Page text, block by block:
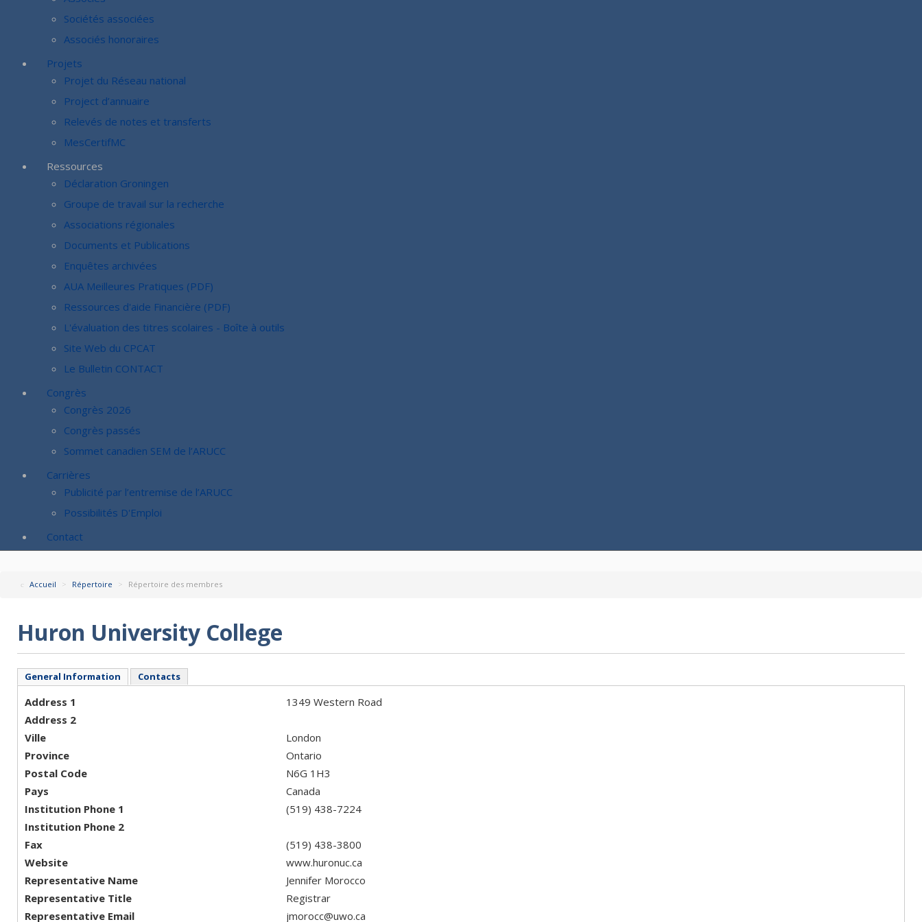
Sociétés associées
Associés honoraires
Projets
Projet du Réseau national
Project d’annuaire
Relevés de notes et transferts
MesCertifMC
Ressources
Déclaration Groningen
Groupe de travail sur la recherche
Associations régionales
Documents et Publications
Enquêtes archivées
AUA Meilleures Pratiques (PDF)
Ressources d'aide Financière (PDF)
L'évaluation des titres scolaires - Boîte à outils
Site Web du CPCAT
Le Bulletin CONTACT
Congrès
Congrès 2026
Congrès passés
Sommet canadien SEM de l’ARUCC
Carrières
Publicité par l’entremise de l’ARUCC
Possibilités D'Emploi
Contact
Accueil > Répertoire > Répertoire des membres
Huron University College
General Information Contacts
Address 1
1349 Western Road
Address 2
Ville
London
Province
Ontario
Postal Code
N6G 1H3
Pays
Canada
Institution Phone 1
(519) 438-7224
Institution Phone 2
Fax
(519) 438-3800
Website
www.huronuc.ca
Representative Name
Jennifer Morocco
Representative Title
Registrar
Representative Email
jmorocc@uwo.ca